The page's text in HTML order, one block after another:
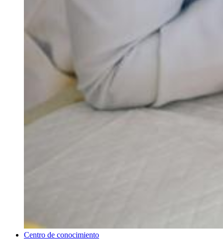
Centro de conocimiento